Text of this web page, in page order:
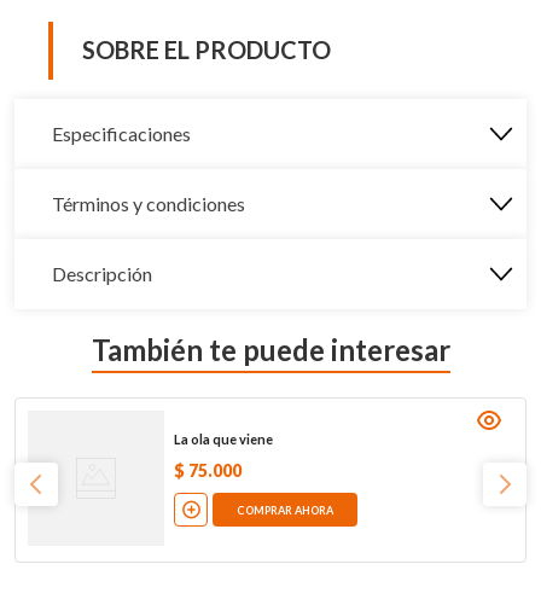
SOBRE EL PRODUCTO
Especificaciones
Términos y condiciones
Descripción
También te puede interesar
La ola que viene
$ 75.000
COMPRAR AHORA